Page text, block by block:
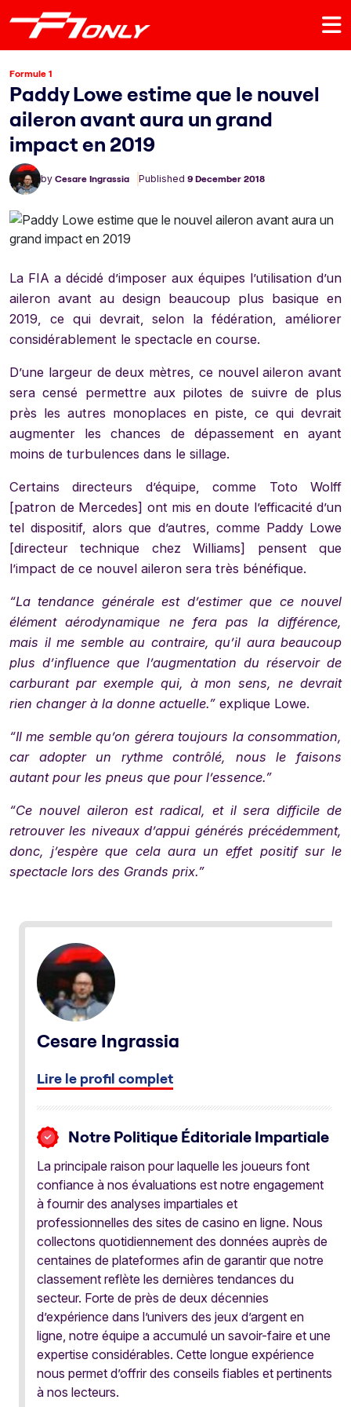
Formule 1
Paddy Lowe estime que le nouvel
aileron avant aura un grand
impact en 2019
by Cesare Ingrassia Published 9 December 2018
La FIA a décidé d’imposer aux équipes l’utilisation d’un
aileron avant au design beaucoup plus basique en
2019, ce qui devrait, selon la fédération, améliorer
considérablement le spectacle en course.
D’une largeur de deux mètres, ce nouvel aileron avant
sera censé permettre aux pilotes de suivre de plus
près les autres monoplaces en piste, ce qui devrait
augmenter les chances de dépassement en ayant
moins de turbulences dans le sillage.
Certains directeurs d’équipe, comme Toto Wolff
[patron de Mercedes] ont mis en doute l’efficacité d’un
tel dispositif, alors que d’autres, comme Paddy Lowe
[directeur technique chez Williams] pensent que
l’impact de ce nouvel aileron sera très bénéfique.
“La tendance générale est d’estimer que ce nouvel
élément aérodynamique ne fera pas la différence,
mais il me semble au contraire, qu’il aura beaucoup
plus d’influence que l’augmentation du réservoir de
carburant par exemple qui, à mon sens, ne devrait
rien changer à la donne actuelle.” explique Lowe.
“Il me semble qu’on gérera toujours la consommation,
car adopter un rythme contrôlé, nous le faisons
autant pour les pneus que pour l’essence.”
“Ce nouvel aileron est radical, et il sera difficile de
retrouver les niveaux d’appui générés précédemment,
donc, j’espère que cela aura un effet positif sur le
spectacle lors des Grands prix.”
Cesare Ingrassia
Lire le profil complet
Notre Politique Éditoriale Impartiale
La principale raison pour laquelle les joueurs font
confiance à nos évaluations est notre engagement
à fournir des analyses impartiales et
professionnelles des sites de casino en ligne. Nous
collectons quotidiennement des données auprès de
centaines de plateformes afin de garantir que notre
classement reflète les dernières tendances du
secteur. Forte de près de deux décennies
d’expérience dans l’univers des jeux d’argent en
ligne, notre équipe a accumulé un savoir-faire et une
expertise considérables. Cette longue expérience
nous permet d’offrir des conseils fiables et pertinents
à nos lecteurs.